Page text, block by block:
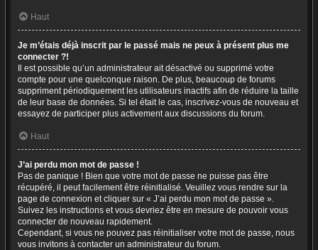
Haut
Je m’étais déjà inscrit par le passé mais ne peux à présent plus me
connecter ?!
Il est possible qu’un administrateur ait désactivé ou supprimé votre
compte pour une quelconque raison. De plus, beaucoup de forums
suppriment périodiquement les utilisateurs inactifs afin de réduire la taille
de leur base de données. Si tel était le cas, inscrivez-vous de nouveau et
essayez de participer plus activement aux discussions du forum.
Haut
J’ai perdu mon mot de passe !
Pas de panique ! Bien que votre mot de passe ne puisse pas être
récupéré, il peut facilement être réinitialisé. Veuillez vous rendre sur la
page de connexion et cliquer sur « J’ai perdu mon mot de passe ».
Suivez les instructions et vous devriez être en mesure de pouvoir vous
connecter de nouveau rapidement.
Cependant, si vous ne pouvez pas réinitialiser votre mot de passe, nous
vous invitons à contacter un administrateur du forum.